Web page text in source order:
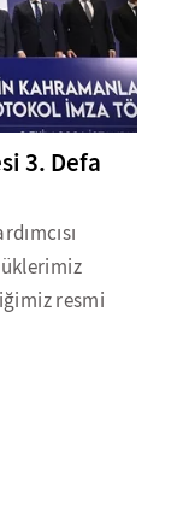
3. Defa
resmi